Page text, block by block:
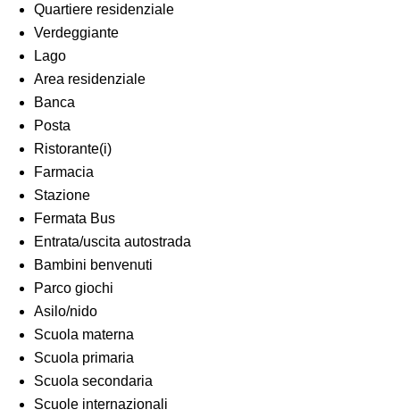
Quartiere residenziale
Verdeggiante
Lago
Area residenziale
Banca
Posta
Ristorante(i)
Farmacia
Stazione
Fermata Bus
Entrata/uscita autostrada
Bambini benvenuti
Parco giochi
Asilo/nido
Scuola materna
Scuola primaria
Scuola secondaria
Scuole internazionali